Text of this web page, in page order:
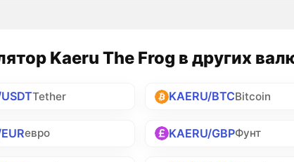
Kaeru The Frog в других
Tether KAERU/BTCBitcoin
евро KAERU/GBPФунт